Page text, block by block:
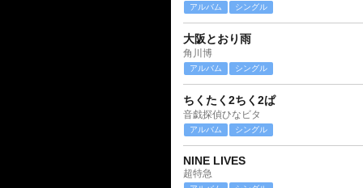
アルバム シングル
大阪とおり雨
角川博
アルバム シングル
ちくたく2ちく2ぱ
音戯探偵ひなビタ
アルバム シングル
NINE LIVES
超特急